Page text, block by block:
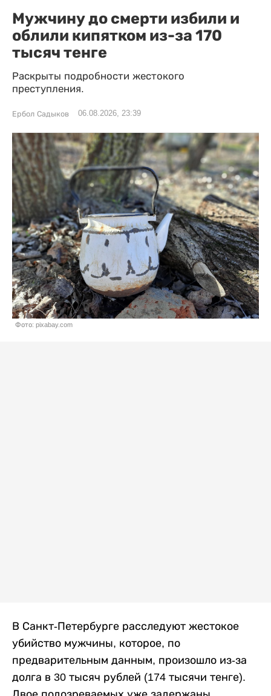
Мужчину до смерти избили и
облили кипятком из-за 170
тысяч тенге
Раскрыты подробности жестокого
преступления.
Ербол Садыков 06.08.2026, 23:39
Фото: pixabay.com
В Санкт-Петербурге расследуют жестокое
убийство мужчины, которое, по
предварительным данным, произошло из-за
долга в 30 тысяч рублей (174 тысячи тенге).